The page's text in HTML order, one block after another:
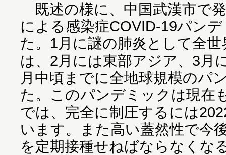
既述の様に、中国武漢市で
による感染症COVID-19パン
た。1月に謎の肺炎として全
は、2月には東部アジア、3月
月中頃までに全地球規模のパ
た。このパンデミックは現在
では、完全に制圧するには
います。また高い蓋然性で今
を定期接種せねばならなくな